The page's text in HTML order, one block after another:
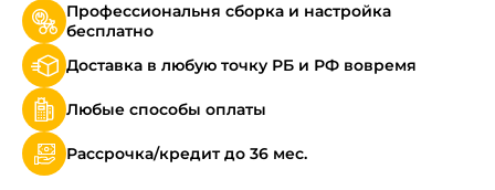
Профессиональня сборка и настройка
бесплатно
Доставка в любую точку РБ и РФ вовремя
Любые способы оплаты
Рассрочка/кредит до 36 мес.